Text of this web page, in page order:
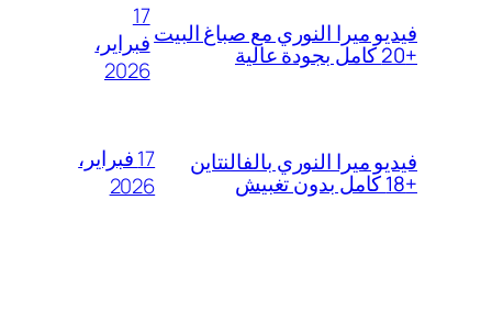
فيديو ميرا النوري مع صباغ البيت
+20 كامل بجودة عالية
17
فبراير،
2026
فيديو ميرا النوري بالفالنتاين
+18 كامل بدون تغبيش
17 فبراير،
2026